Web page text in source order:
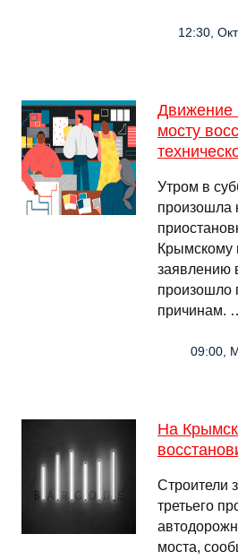
12:30,
Движение
мосту
Утром в
произошла
Крымскому
заявлению
произошло
причинам.
09:00,
На
Строители
третьего
моста,